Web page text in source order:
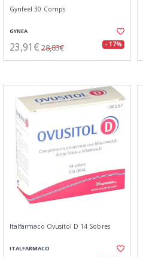
Gynfeel 30 Comps
GYNEA
23,91€ 28,83€ - 17%
Italfarmaco Ovusitol D 14 Sobres
ITALFARMACO